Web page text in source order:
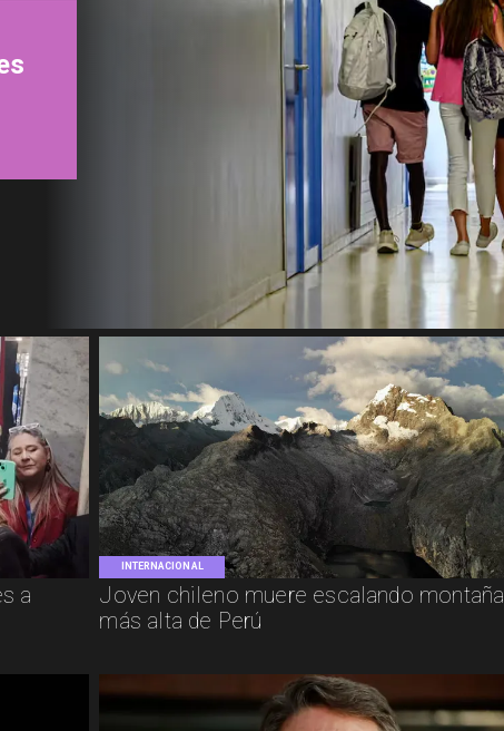
a
INTERNACIONAL
Joven chileno muere escalando montaña
más alta de Perú